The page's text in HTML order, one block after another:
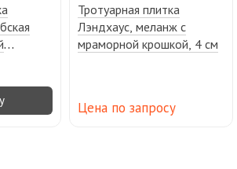
Тротуарная плитка
Лэндхаус, меланж с
мраморной крошкой, 4 см
Цена по запросу